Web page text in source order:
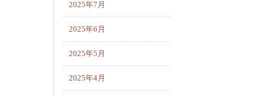
2025年7月
2025年6月
2025年5月
2025年4月